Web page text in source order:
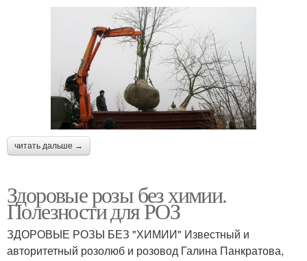
читать дальше →
Здоровые розы без химии.
Полезности для РОЗ
ЗДОРОВЫЕ РОЗЫ БЕЗ "ХИМИИ" Известный и
авторитетный розолюб и розовод Галина Панкратова,